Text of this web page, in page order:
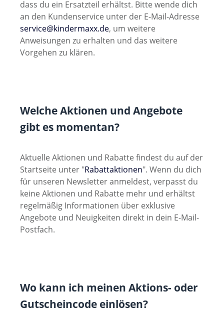
dass du ein Ersatzteil erhältst. Bitte wende dich
an den Kundenservice unter der E-Mail-Adresse
service@kindermaxx.de, um weitere
Anweisungen zu erhalten und das weitere
Vorgehen zu klären.
Welche Aktionen und Angebote
gibt es momentan?
Aktuelle Aktionen und Rabatte findest du auf der
Startseite unter "Rabattaktionen". Wenn du dich
für unseren Newsletter anmeldest, verpasst du
keine Aktionen und Rabatte mehr und erhältst
regelmäßig Informationen über exklusive
Angebote und Neuigkeiten direkt in dein E-Mail-
Postfach.
Wo kann ich meinen Aktions- oder
Gutscheincode einlösen?